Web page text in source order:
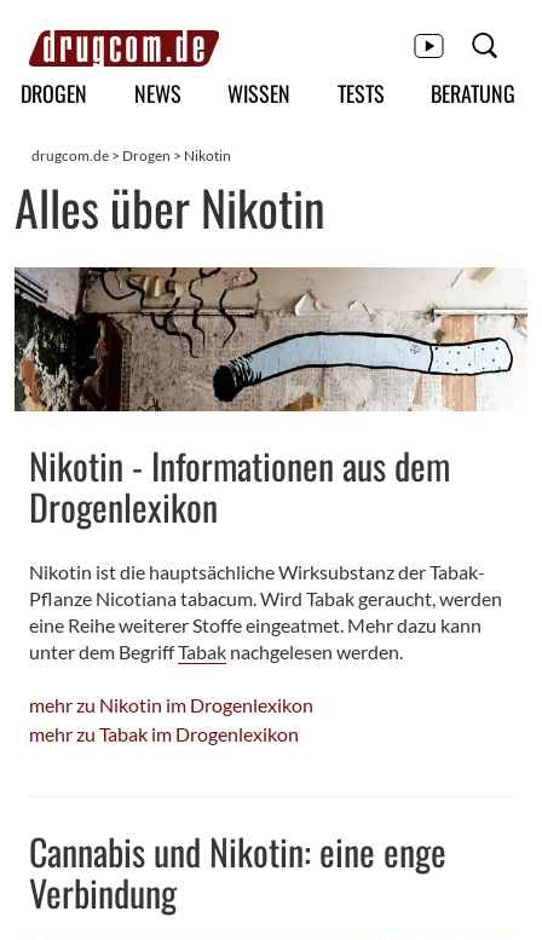
Hauptmenü
DROGEN NEWS WISSEN TESTS BERATUNG
drugcom.de > Drogen > Nikotin
Alles über Nikotin
Nikotin - Informationen aus dem
Drogenlexikon
Nikotin ist die hauptsächliche Wirksubstanz der Tabak-
Pflanze Nicotiana tabacum. Wird Tabak geraucht, werden
eine Reihe weiterer Stoffe eingeatmet. Mehr dazu kann
unter dem BegriffTabak nachgelesen werden.
mehr zu Nikotin im Drogenlexikon
mehr zu Tabak im Drogenlexikon
Cannabis und Nikotin: eine enge
Verbindung